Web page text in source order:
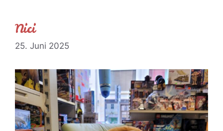
Nici
25. Juni 2025